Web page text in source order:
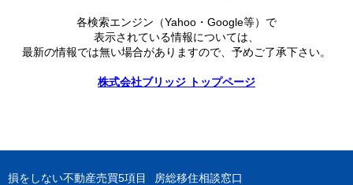
各検索エンジン（Yahoo・Google等）で
表示されている情報については、
最新の情報では無い場合がありますので、 予めご了承下さい。
株式会社ブリッジ トップページ
損をしない不動産売買5項目
房総移住相談窓口